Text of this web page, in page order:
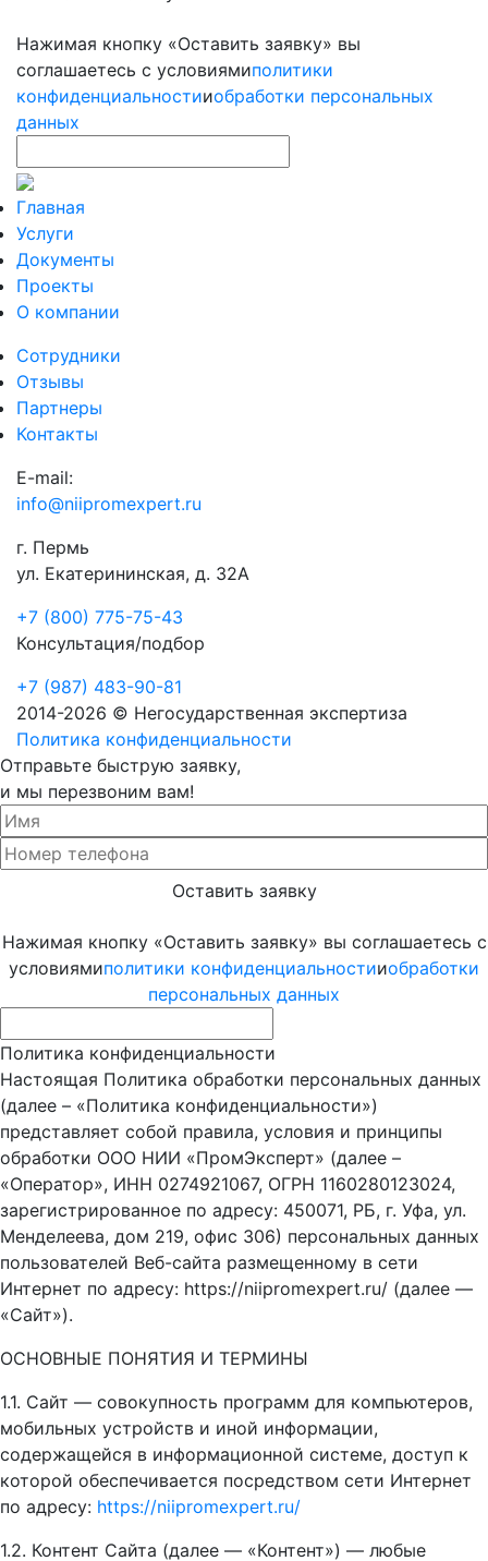
Нажимая кнопку «Оставить заявку» вы
соглашаетесь с условиямиполитики
конфиденциальностииобработки персональных
данных
Главная
Услуги
Документы
Проекты
О компании
Сотрудники
Отзывы
Партнеры
Контакты
E-mail:
info@niipromexpert.ru
г. Пермь
ул. Екатерининская, д. 32А
+7 (800) 775-75-43
Консультация/подбор
+7 (987) 483-90-81
2014-2026 © Негосударственная экспертиза
Политика конфиденциальности
Отправьте быструю заявку,
и мы перезвоним вам!
Нажимая кнопку «Оставить заявку» вы соглашаетесь с
условиямиполитики конфиденциальностииобработки
персональных данных
Политика конфиденциальности
Настоящая Политика обработки персональных данных
(далее – «Политика конфиденциальности»)
представляет собой правила, условия и принципы
обработки ООО НИИ «ПромЭксперт» (далее –
«Оператор», ИНН 0274921067, ОГРН 1160280123024,
зарегистрированное по адресу: 450071, РБ, г. Уфа, ул.
Менделеева, дом 219, офис 306) персональных данных
пользователей Веб-сайта размещенному в сети
Интернет по адресу: https://niipromexpert.ru/ (далее —
«Сайт»).
ОСНОВНЫЕ ПОНЯТИЯ И ТЕРМИНЫ
1.1. Сайт — совокупность программ для компьютеров,
мобильных устройств и иной информации,
содержащейся в информационной системе, доступ к
которой обеспечивается посредством сети Интернет
по адресу: https://niipromexpert.ru/
1.2. Контент Сайта (далее — «Контент») — любые